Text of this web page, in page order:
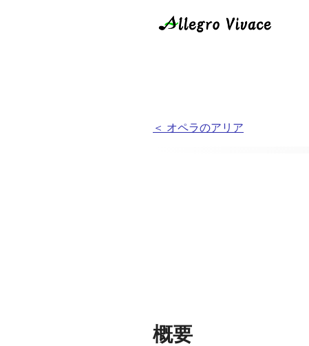
＜ オペラのアリア
概要